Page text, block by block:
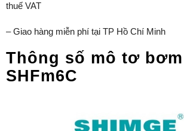
thuế VAT
– Giao hàng miễn phí tại TP Hồ Chí Minh
Thông số mô tơ
SHFm6C